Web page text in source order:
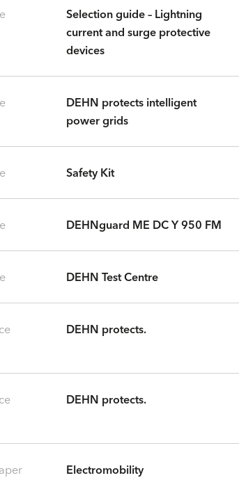
Selection guide – Lightning
current and surge protective
devices
DEHN protects intelligent
power grids
Safety Kit
DEHNguard ME DC Y 950 FM
DEHN Test Centre
DEHN protects.
DEHN protects.
Electromobility